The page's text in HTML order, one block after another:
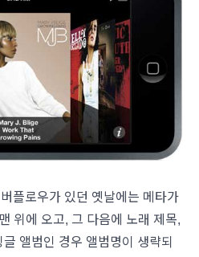
플로우가 있던 옛날에는 메타가
위에 오고, 그 다음에 노래 제목,
앨범인 경우 앨범명이 생략되